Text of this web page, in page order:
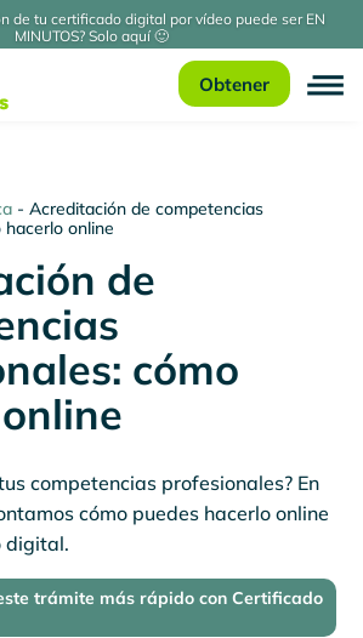
de tu certificado digital por vídeo puede ser EN
MINUTOS? Solo aquí 🙂
Obtener
-Acreditación de competencias
online
de
cómo
competencias profesionales? En
cómo puedes hacerlo online
digital.
trámite más rápido con Certificado